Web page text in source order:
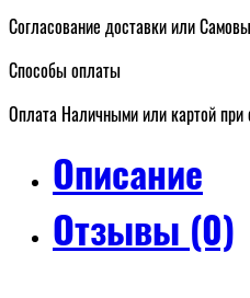
Согласование доставки или
Способы оплаты
Оплата Наличными или картой при
Описание
Отзывы (0)